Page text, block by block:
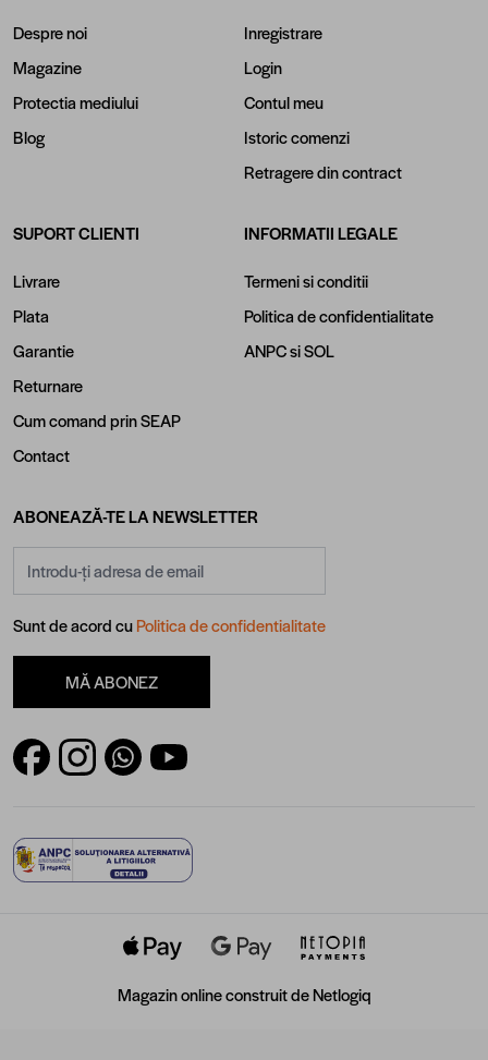
Despre noi
Magazine
Protectia mediului
Blog
Inregistrare
Login
Contul meu
Istoric comenzi
Retragere din contract
SUPORT CLIENTI
Livrare
Plata
Garantie
Returnare
Cum comand prin SEAP
Contact
INFORMATII LEGALE
Termeni si conditii
Politica de confidentialitate
ANPCsiSOL
ABONEAZĂ-TE LA NEWSLETTER
Sunt de acord cuPolitica de confidentialitate
MĂ ABONEZ
Magazin online construit deNetlogiq